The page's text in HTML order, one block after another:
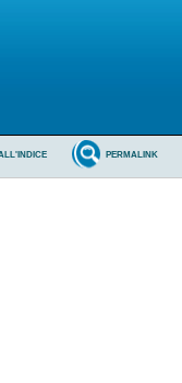
PERMALINK